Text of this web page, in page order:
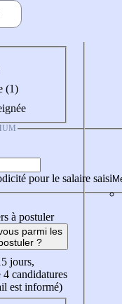
(1)
pour le salaire saisi
à postuler
parmi les
?
jours,
candidatures
est informé)